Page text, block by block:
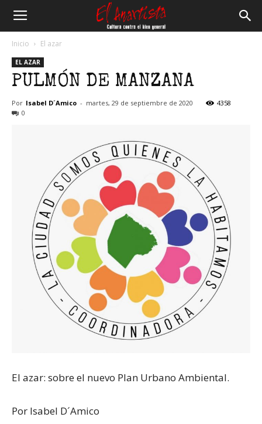
Anartista
Inicio El azar
EL AZAR
PULMÓN DE MANZANA
Por Isabel D´Amico - martes, 29 de septiembre de 2020
4358
0
El azar: sobre el nuevo Plan Urbano Ambiental.
Por Isabel D´Amico